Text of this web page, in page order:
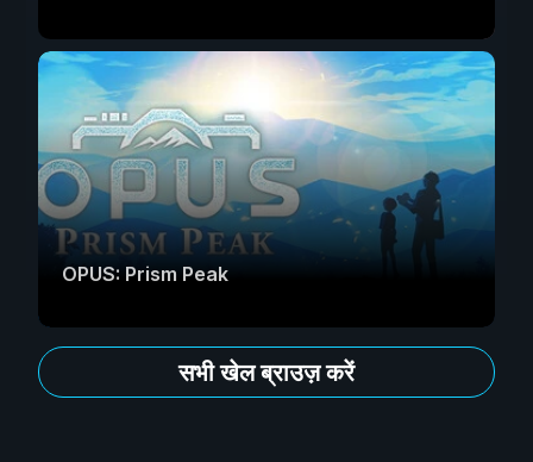
OPUS: Prism Peak
सभी खेल ब्राउज़ करें